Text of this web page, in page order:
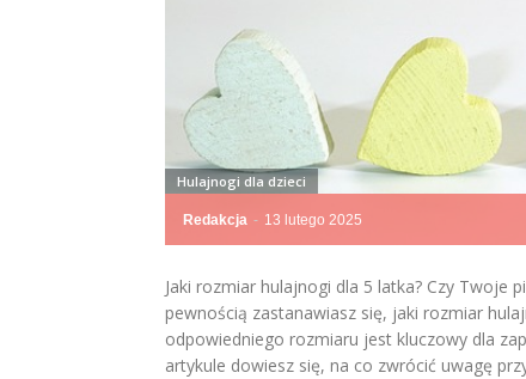
Redakcja - 13 lutego 2025
Hulajnogi dla dzieci
Jaki rozmiar hulajnogi dla 5 latka? Czy Twoje
pewnością zastanawiasz się, jaki rozmiar
odpowiedniego rozmiaru jest kluczowy dla
artykule dowiesz się, na co zwrócić uwagę